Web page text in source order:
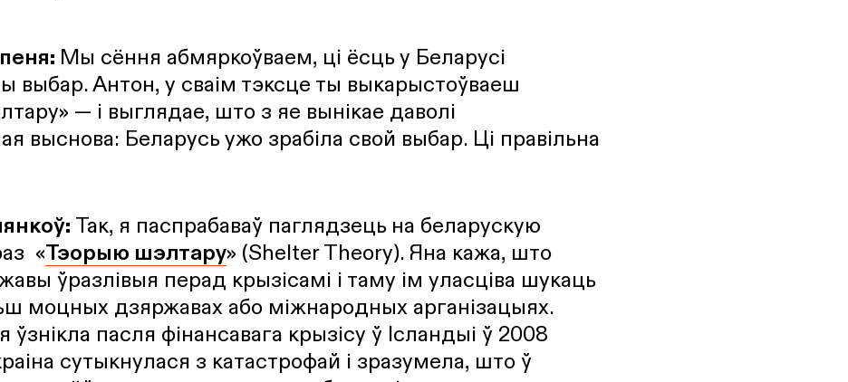
Мы сёння абмяркоўваем, ці ёсць у Беларусі
выбар. Антон, у сваім тэксце ты выкарыстоўваеш
— і выглядае, што з яе вынікае даволі
выснова: Беларусь ужо зрабіла свой выбар. Ці правільна
Так, я паспрабаваў паглядзець на беларускую
«Тэорыю шэлтару» (Shelter Theory). Яна кажа, што
ўразлівыя перад крызісамі і таму ім уласціва шукаць
моцных дзяржавах або міжнародных арганізацыях.
ўзнікла пасля фінансавага крызісу ў Ісландыі ў 2008
сутыкнулася з катастрофай і зразумела, што ў